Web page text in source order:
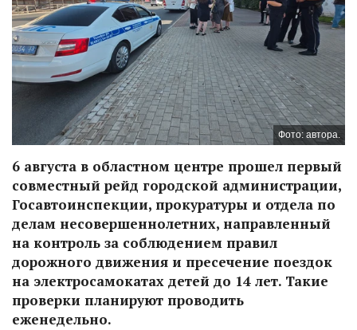
Фото: автора.
6 августа в областном центре прошел первый
совместный рейд городской администрации,
Госавтоинспекции, прокуратуры и отдела по
делам несовершеннолетних, направленный
на контроль за соблюдением правил
дорожного движения и пресечение поездок
на электросамокатах детей до 14 лет. Такие
проверки планируют проводить
еженедельно.